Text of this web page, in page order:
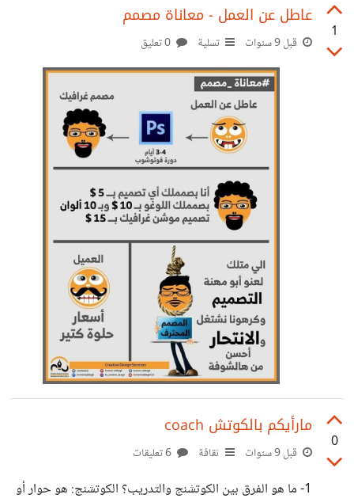
1
عاطل عن العمل - معاناة مصمم
قبل 9 سنوات تسلية
0
مارأيكم بالكوتش coach
قبل 9 سنوات ثقافة
1- ما هو الفرق بين الكوتشنج والتدريب؟ الكوتشنج: هو حوار أو